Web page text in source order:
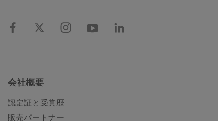
会社概要
認定証と受賞歴
販売パートナー